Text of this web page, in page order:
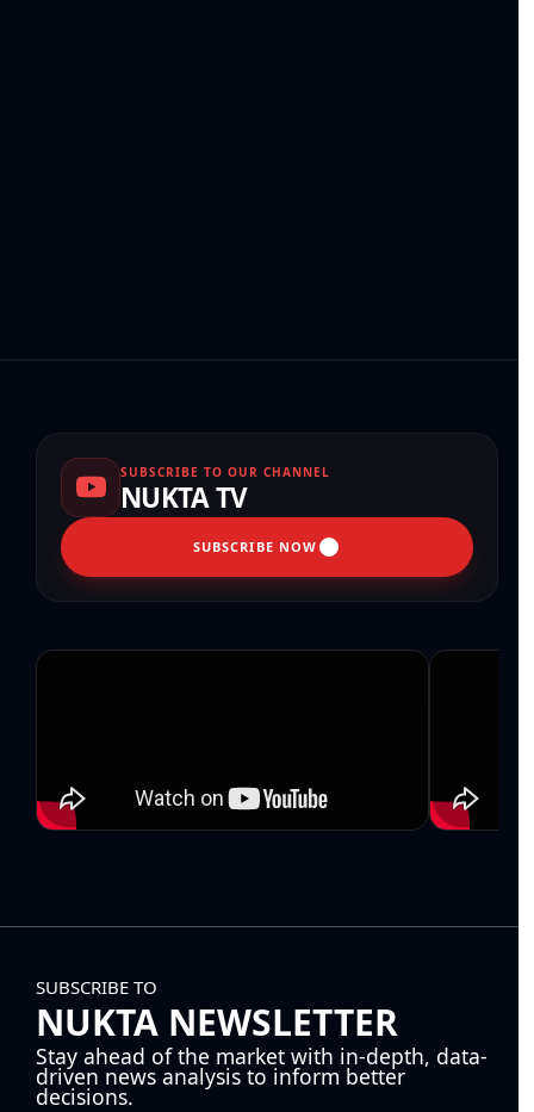
SUBSCRIBE TO OUR CHANNEL
NUKTA TV
SUBSCRIBE NOW
SUBSCRIBE TO
NUKTA NEWSLETTER
Stay ahead of the market with in-depth, data-
driven news analysis to inform better
decisions.